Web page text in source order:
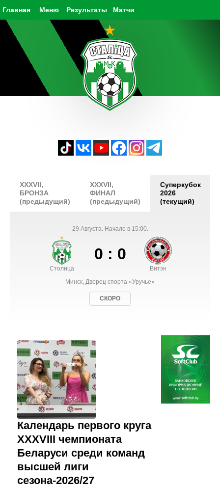
Главная Результаты Матчи
Меню
XXXVII,
БРОНЗА
(предыдущий)
XXXVII,
ФИНАЛ
(предыдущий)
Суперкубок
2026
(текущий)
29 Августа. Начало в 15:00.
Столица
0 : 0
Витэн
Минск, Дворец спорта «Уручье»
СКОРО
Календарь первого круга
XXXVIII чемпионата
Беларуси среди команд
высшей лиги
сезона-2026/27